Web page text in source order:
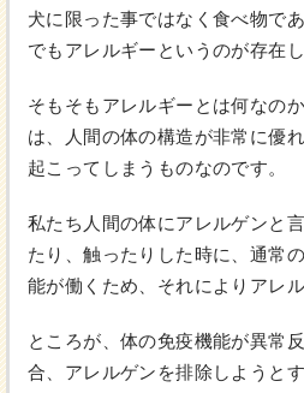
犬に限った事ではなく食べ物で
でもアレルギーというのが存在し
そもそもアレルギーとは何なの
は、人間の体の構造が非常に優
起こってしまうものなのです。
私たち人間の体にアレルゲンと
たり、触ったりした時に、通常
能が働くため、それによりアレ
ところが、体の免疫機能が異常
合、アレルゲンを排除しようと